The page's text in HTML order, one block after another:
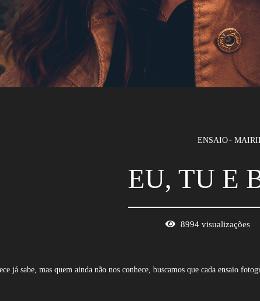
ENSAIO
EU, TU E
8994 visualizações
já sabe, mas quem ainda não nos conhece, buscamos que cada ensaio